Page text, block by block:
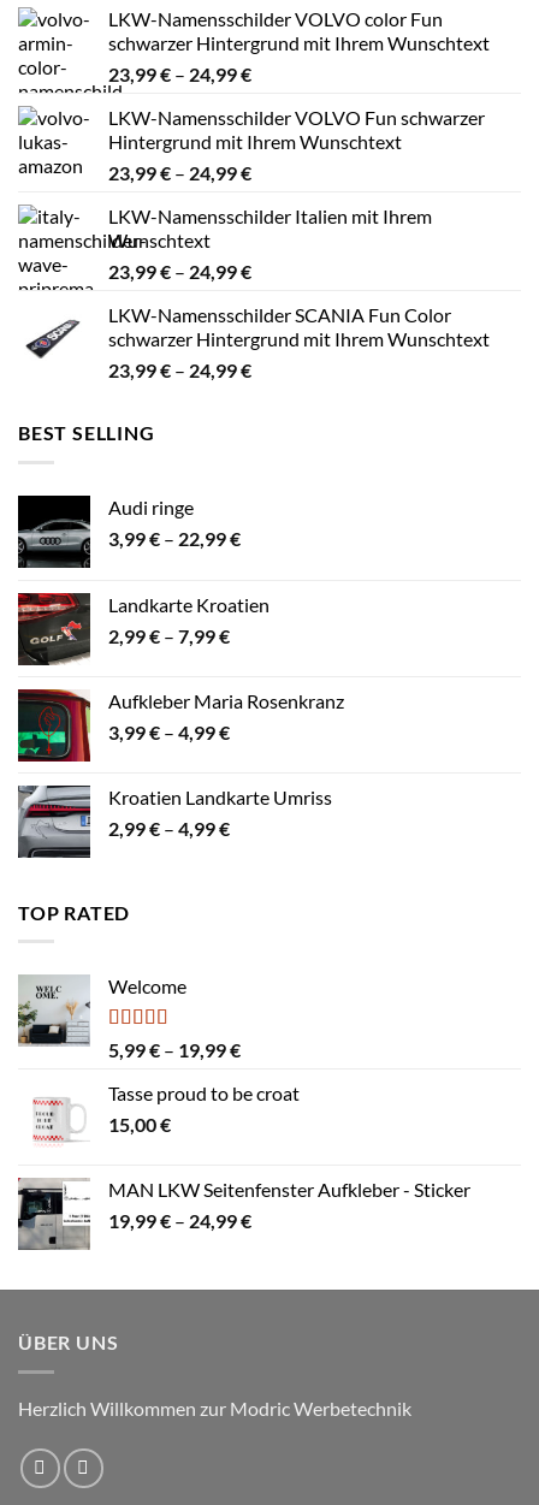
LKW-Namensschilder VOLVO color Fun
schwarzer Hintergrund mit Ihrem Wunschtext
23,99€ – 24,99€Preisspanne:
bis
24,99 €
LKW-Namensschilder VOLVO Fun schwarzer
Hintergrund mit Ihrem Wunschtext
23,99€ – 24,99€Preisspanne:
bis
LKW-Namensschilder Italien mit Ihrem
Wunschtext
23,99€ – 24,99€Preisspanne:
bis
24,99 €
LKW-Namensschilder SCANIA Fun Color
schwarzer Hintergrund mit Ihrem Wunschtext
23,99€ – 24,99€Preisspanne:
BEST SELLING
Audi ringe
3,99€ – 22,99€Preisspanne:
22,99 €
Landkarte Kroatien
2,99€ – 7,99€Preisspanne:
7,99 €
Aufkleber Maria Rosenkranz
3,99€ – 4,99€Preisspanne:
4,99 €
Kroatien Landkarte Umriss
2,99€ – 4,99€Preisspanne:
TOP RATED
Welcome
Bewertet
mit
von 5
5,99€ – 19,99€Preisspanne:
bis
Tasse proud to be croat
15,00€
MAN LKW Seitenfenster Aufkleber - Sticker
19,99€ – 24,99€Preisspanne:
24,99 €
ÜBER UNS
Herzlich Willkommen zur Modric Werbetechnik